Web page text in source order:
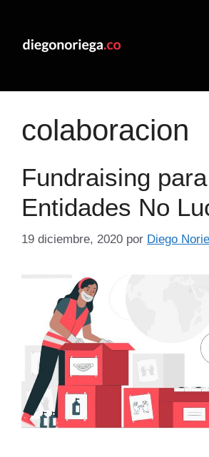
colaboracion
Fundraising para
Entidades No
19 diciembre, 2020 por Diego